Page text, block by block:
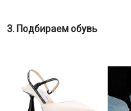
3. Подбираем обувь